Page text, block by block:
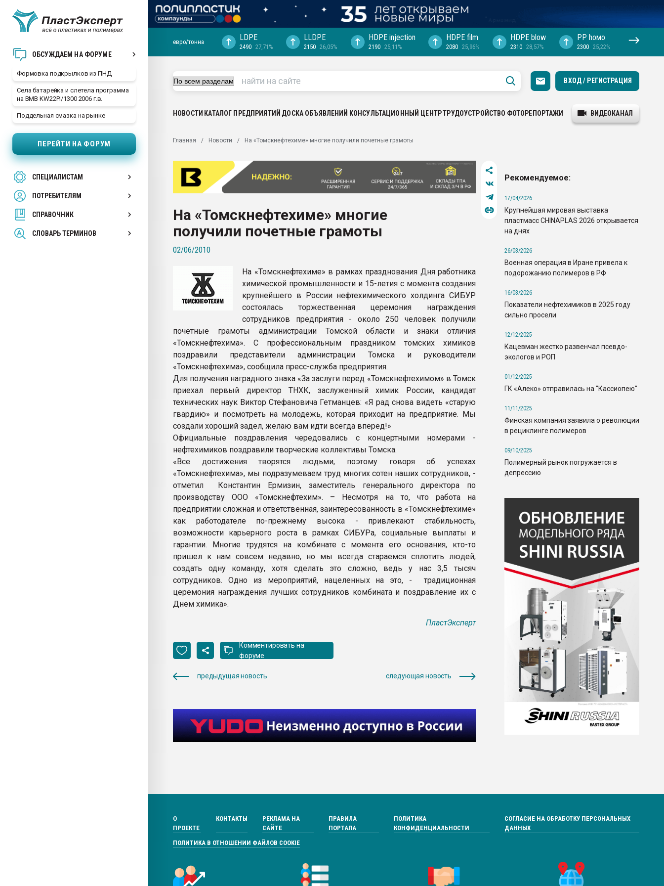
ОБСУЖДАЕМ НА ФОРУМЕ
Формовка подкрылков из ПНД
Села батарейка и слетела программа
на BMB KW22PI/1300 2006 г.в.
Поддельная смазка на рынке
ПЕРЕЙТИ НА ФОРУМ
СПЕЦИАЛИСТАМ
ПОТРЕБИТЕЛЯМ
СПРАВОЧНИК
СЛОВАРЬ ТЕРМИНОВ
29.07.2026 ФРП помог "Ижевскому
Вакуум-формовочные машины:
28.07.2026 Автоматизация выходит на
первый план в переработке
пластмасс
ситуацией на строительном рынке
Всё, что касается выдува ПЭТ
бутылок
ПЕРЕЙТИ НА ФОРУМ
евро/тонна LDPE
2490 27,71%
LLDPE
2150 26,05%
HDPE injection
2190 25,11%
HDPE film
2080 25,96%
HDPE blow
2310 28,57%
PP hомо
2300 25,22%
ВХОД / РЕГИСТРАЦИЯ
НОВОСТИ КАТАЛОГ ПРЕДПРИЯТИЙ ДОСКА ОБЪЯВЛЕНИЙ КОНСУЛЬТАЦИОННЫЙ ЦЕНТРТРУДОУСТРОЙСТВО ФОТОРЕПОРТАЖИ ВИДЕОКАНАЛ
Главная Новости На «Томскнефтехиме» многие получили почетные грамоты
На «Томскнефтехиме» многие
получили почетные грамоты
02/06/2010
На «Томскнефтехиме» в рамках празднования Дня работника
химической промышленности и 15-летия с момента создания
крупнейшего в России нефтехимического холдинга СИБУР
состоялась торжественная церемония награждения
сотрудников предприятия - около 250 человек получили
почетные грамоты администрации Томской области и знаки отличия
«Томскнефтехима». С профессиональным праздником томских химиков
поздравили представители администрации Томска и руководители
«Томскнефтехима», сообщила пресс-служба предприятия.
Для получения наградного знака «За заслуги перед «Томскнефтехимом» в Томск
приехал первый директор ТНХК, заслуженный химик России, кандидат
технических наук Виктор Стефановича Гетманцев: «Я рад снова видеть «старую
гвардию» и посмотреть на молодежь, которая приходит на предприятие. Мы
создали хороший задел, желаю вам идти всегда вперед!»
Официальные поздравления чередовались с концертными номерами -
нефтехимиков поздравили творческие коллективы Томска.
«Все достижения творятся людьми, поэтому говоря об успехах
«Томскнефтехима», мы подразумеваем труд многих сотен наших сотрудников, -
отметил Константин Ермизин, заместитель генерального директора по
производству ООО «Томскнефтехим». – Несмотря на то, что работа на
предприятии сложная и ответственная, заинтересованность в «Томскнефтехиме»
как работодателе по-прежнему высока - привлекают стабильность,
возможности карьерного роста в рамках СИБУРа, социальные выплаты и
гарантии. Многие трудятся на комбинате с момента его основания, кто-то
пришел к нам совсем недавно, но мы всегда стараемся сплотить людей,
создать одну команду, хотя сделать это сложно, ведь у нас 3,5 тысяч
сотрудников. Одно из мероприятий, нацеленных на это, - традиционная
церемония награждения лучших сотрудников комбината и поздравление их с
Днем химика».
ПластЭксперт
Комментировать на
форуме
предыдущая новость следующая новость
Рекомендуемое:
17/04/2026
Крупнейшая мировая выставка
пластмасс CHINAPLAS 2026 открывается
на днях
26/03/2026
Военная операция в Иране привела к
подорожанию полимеров в РФ
16/03/2026
Показатели нефтехимиков в 2025 году
сильно просели
12/12/2025
Кацевман жестко развенчал псевдо-
экологов и РОП
01/12/2025
ГК «Алеко» отправилась на "Кассиопею"
11/11/2025
Финская компания заявила о революции
в рециклинге полимеров
09/10/2025
Полимерный рынок погружается в
депрессию
О
ПРОЕКТЕ
КОНТАКТЫ
РЕКЛАМА НА
САЙТЕ
ПРАВИЛА
ПОРТАЛА
ПОЛИТИКА
КОНФИДЕНЦИАЛЬНОСТИ
СОГЛАСИЕ НА ОБРАБОТКУ ПЕРСОНАЛЬНЫХ
ДАННЫХ
ПОЛИТИКА В ОТНОШЕНИИ ФАЙЛОВ COOKIE